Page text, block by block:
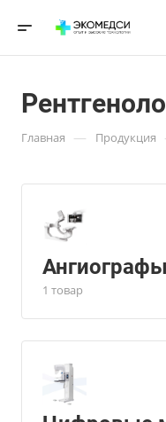
Главная — Продукция
Ангиографы
1 товар